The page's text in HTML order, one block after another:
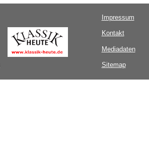
Impressum
Kontakt
Mediadaten
Sitemap